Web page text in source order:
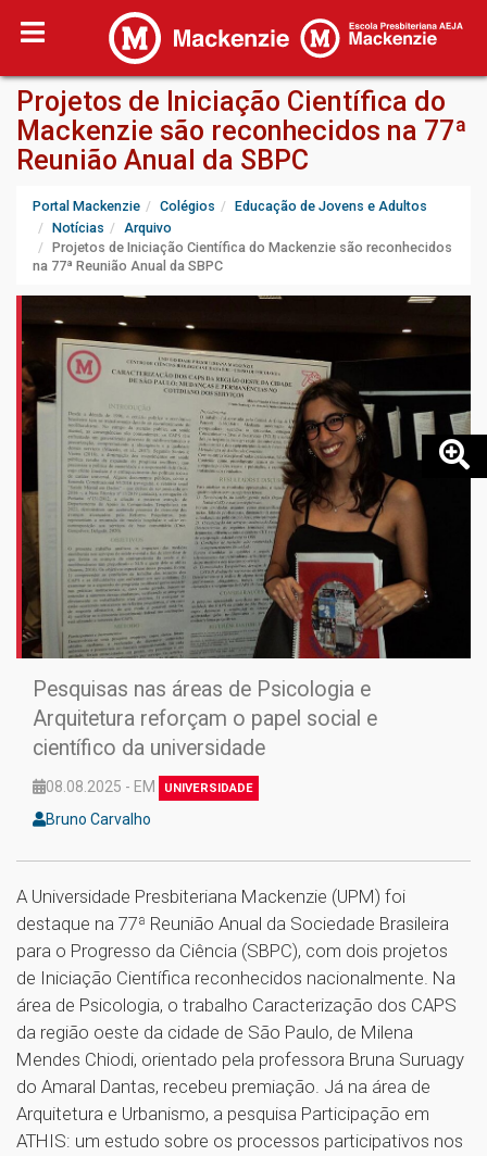
Projetos de Iniciação Científica do
Mackenzie são reconhecidos na 77ª
Reunião Anual da SBPC
Portal Mackenzie Colégios
Educação de Jovens e Adultos
Notícias
Arquivo
Projetos de Iniciação Científica do Mackenzie são reconhecidos
na 77ª Reunião Anual da SBPC
Pesquisas nas áreas de Psicologia e
Arquitetura reforçam o papel social e
científico da universidade
08.08.2025 - EM UNIVERSIDADE
Bruno Carvalho
A Universidade Presbiteriana Mackenzie (UPM) foi
destaque na 77ª Reunião Anual da Sociedade Brasileira
para o Progresso da Ciência (SBPC), com dois projetos
de Iniciação Científica reconhecidos nacionalmente. Na
área de Psicologia, o trabalho Caracterização dos CAPS
da região oeste da cidade de São Paulo, de Milena
Mendes Chiodi, orientado pela professora Bruna Suruagy
do Amaral Dantas, recebeu premiação. Já na área de
Arquitetura e Urbanismo, a pesquisa Participação em
ATHIS: um estudo sobre os processos participativos nos